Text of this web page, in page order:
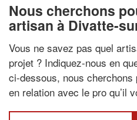
Nous cherchons
artisan à Divatte-
Vous ne savez pas quel
projet ? Indiquez-nous en
ci-dessous, nous
en relation avec le pro qu’il